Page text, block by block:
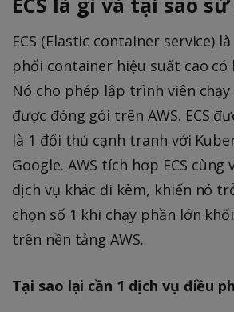
ECS (Elastic container service)
phối container hiệu suất cao có
Nó cho phép lập trình viên
được đóng gói trên AWS. ECS
là 1 đối thủ cạnh tranh với
Google. AWS tích hợp ECS
dịch vụ khác đi kèm, khiến nó
chọn số 1 khi chạy phần lớn
trên nền tảng AWS.
Tại sao lại cần 1 dịch vụ điều